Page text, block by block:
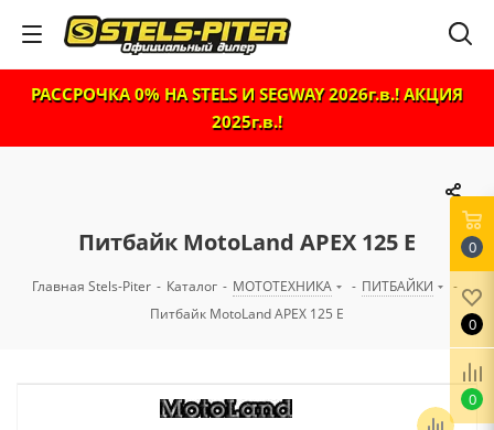
РАССРОЧКА 0% НА STELS И SEGWAY 2026г.в.! АКЦИЯ
2025г.в.!
Питбайк MotoLand APEX 125 E
Главная Stels-Piter - Каталог - МОТОТЕХНИКА - ПИТБАЙКИ
-
Питбайк MotoLand APEX 125 E
0
0
0